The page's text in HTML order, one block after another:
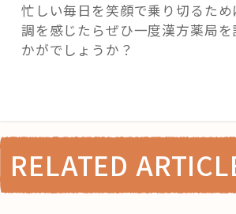
忙しい毎日を笑顔で乗り切るた
調を感じたらぜひ一度漢方薬局を
かがでしょうか？
RELATED